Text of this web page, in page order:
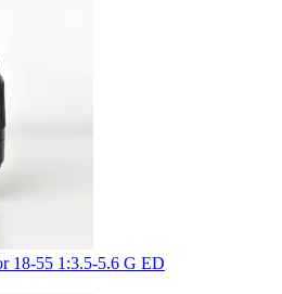
55 1:3.5-5.6 G ED